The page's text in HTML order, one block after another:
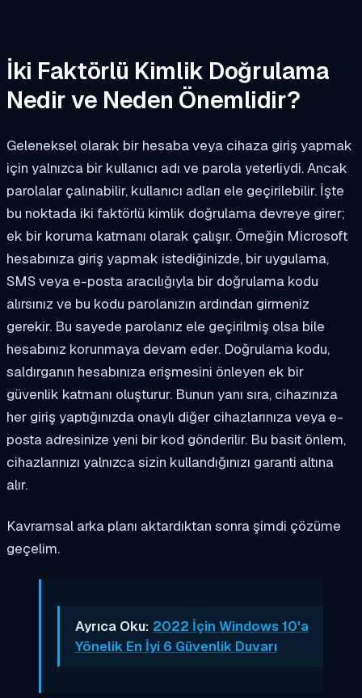
İki Faktörlü Kimlik Doğrulama
Nedir ve Neden Önemlidir?
Geleneksel olarak bir hesaba veya cihaza giriş yapmak
için yalnızca bir kullanıcı adı ve parola yeterliydi. Ancak
parolalar çalınabilir, kullanıcı adları ele geçirilebilir. İşte
bu noktada iki faktörlü kimlik doğrulama devreye girer;
ek bir koruma katmanı olarak çalışır. Örneğin Microsoft
hesabınıza giriş yapmak istediğinizde, bir uygulama,
SMS veya e-posta aracılığıyla bir doğrulama kodu
alırsınız ve bu kodu parolanızın ardından girmeniz
gerekir. Bu sayede parolanız ele geçirilmiş olsa bile
hesabınız korunmaya devam eder. Doğrulama kodu,
saldırganın hesabınıza erişmesini önleyen ek bir
güvenlik katmanı oluşturur. Bunun yanı sıra, cihazınıza
her giriş yaptığınızda onaylı diğer cihazlarınıza veya e-
posta adresinize yeni bir kod gönderilir. Bu basit önlem,
cihazlarınızı yalnızca sizin kullandığınızı garanti altına
alır.
Kavramsal arka planı aktardıktan sonra şimdi çözüme
geçelim.
Ayrıca Oku: 2022 İçin Windows 10'a
Yönelik En İyi 6 Güvenlik Duvarı